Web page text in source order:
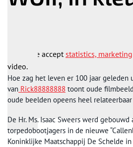
Please acceptstatistics, marketing
video.
Hoe zag het leven er 100 jaar geleden
van Rick88888888 toont oude
oude beelden opeens heel
De Hr. Ms. Isaac Sweers werd
torpedobootjagers in de nieuwe
Koninklijke Maatschappij De Schelde